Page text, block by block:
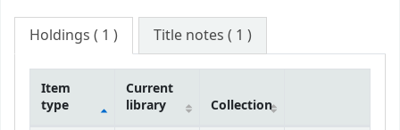
Holdings ( 1 ) Title notes ( 1 )
Item
type
Current
library
Collection